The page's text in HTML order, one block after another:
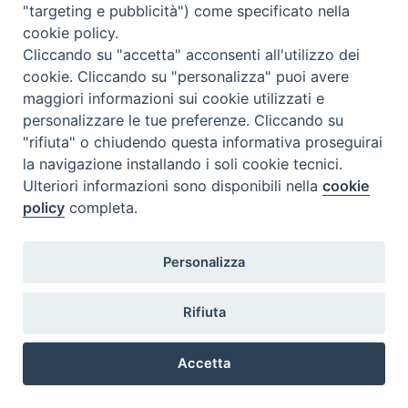
insufficiente (inferiore a 18/30), tutta la prova (discussione
della dissertazione e esame orale) va interamente ripetuta in
altra sessione ordinaria di esame finale.
13. La valutazione finale viene espressa in 110/110. Si
considera conseguito il grado accademico solo con la
valutazione minima di 66/110.
14. In casi di prova particolarmente brillante, al voto massimo
di 110/110, la Commissione può aggiungere lalode.
Laurea Magistrale in Scienze
1. Per conseguire il grado accademico di Laurea Magistrale in
quinquennale previsto dagli Statuti, la difesa in pubblica
seduta di una tesi scritta, elaborata sotto la guida di un
Preferenze Cookie
"targeting e pubblicità") come specificato nella
cookie policy.
Cliccando su "accetta" acconsenti all'utilizzo dei
cookie. Cliccando su "personalizza" puoi avere
maggiori informazioni sui cookie utilizzati e
personalizzare le tue preferenze. Cliccando su
"rifiuta" o chiudendo questa informativa proseguirai
la navigazione installando i soli cookie tecnici.
Ulteriori informazioni sono disponibili nellacookie
policy completa.
Personalizza
Rifiuta
Accetta